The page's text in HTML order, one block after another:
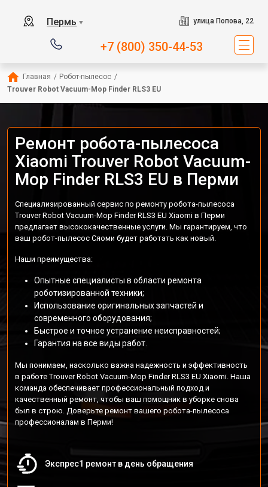
Пермь ▼ улица Попова, 22
+7 (800) 350-44-53
Главная / Робот-пылесос /
Trouver Robot Vacuum-Mop Finder RLS3 EU
Ремонт робота-пылесоса
Xiaomi Trouver Robot Vacuum-
Mop Finder RLS3 EU в Перми
Специализированный сервис по ремонту робота-пылесоса
Trouver Robot Vacuum-Mop Finder RLS3 EU Xiaomi в Перми
предлагает высококачественные услуги. Мы гарантируем, что
ваш робот-пылесос Сяоми будет работать как новый.
Наши преимущества:
Опытные специалисты в области ремонта
роботизированной техники;
Использование оригинальных запчастей и
современного оборудования;
Быстрое и точное устранение неисправностей;
Гарантия на все виды работ.
Мы понимаем, насколько важна надежность и эффективность
в работе Trouver Robot Vacuum-Mop Finder RLS3 EU Xiaomi. Наша
команда обеспечивает профессиональный подход и
качественный ремонт, чтобы ваш помощник в уборке снова
был в строю. Доверьте ремонт вашего робота-пылесоса
профессионалам в Перми!
Экспрес1 ремонт в день обращения